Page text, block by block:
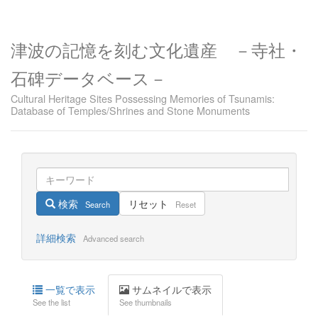
津波の記憶を刻む文化遺産 －寺社・
石碑データベース－
Cultural Heritage Sites Possessing Memories of Tsunamis:
Database of Temples/Shrines and Stone Monuments
検索 Search リセット Reset
詳細検索 Advanced search
一覧で表示
See the list
サムネイルで表示
See thumbnails